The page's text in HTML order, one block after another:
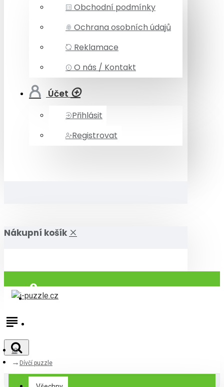
Obchodní podmínky
Ochrana osobních údajů
Reklamace
O nás / Kontakt
Účet
Přihlásit
Registrovat
Nákupní košík
Přihlásit
Všechny
Dívčí puzzle